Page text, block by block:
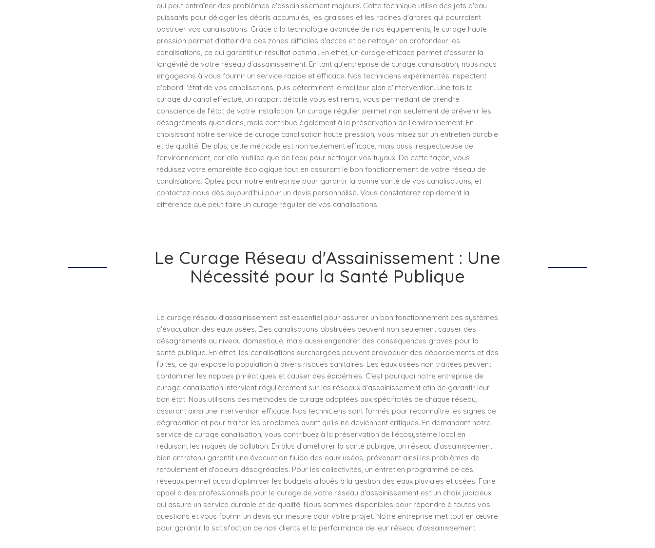
qui peut entraîner des problèmes d'assainissement majeurs. Cette technique utilise des jets d'eau
puissants pour déloger les débris accumulés, les graisses et les racines d'arbres qui pourraient
obstruer vos canalisations. Grâce à la technologie avancée de nos équipements, le curage haute
pression permet d'atteindre des zones difficiles d'accès et de nettoyer en profondeur les
canalisations, ce qui garantit un résultat optimal. En effet, un curage efficace permet d'assurer la
longévité de votre réseau d'assainissement. En tant qu'entreprise de curage canalisation, nous nous
engageons à vous fournir un service rapide et efficace. Nos techniciens expérimentés inspectent
d'abord l'état de vos canalisations, puis déterminent le meilleur plan d'intervention. Une fois le
curage du canal effectué, un rapport détaillé vous est remis, vous permettant de prendre
conscience de l'état de votre installation. Un curage régulier permet non seulement de prévenir les
désagréments quotidiens, mais contribue également à la préservation de l’environnement. En
choisissant notre service de curage canalisation haute pression, vous misez sur un entretien durable
et de qualité. De plus, cette méthode est non seulement efficace, mais aussi respectueuse de
l'environnement, car elle n'utilise que de l'eau pour nettoyer vos tuyaux. De cette façon, vous
réduisez votre empreinte écologique tout en assurant le bon fonctionnement de votre réseau de
canalisations. Optez pour notre entreprise pour garantir la bonne santé de vos canalisations, et
contactez-nous dès aujourd'hui pour un devis personnalisé. Vous constaterez rapidement la
différence que peut faire un curage régulier de vos canalisations.
Le Curage Réseau d'Assainissement : Une
Nécessité pour la Santé Publique
Le curage réseau d'assainissement est essentiel pour assurer un bon fonctionnement des systèmes
d'évacuation des eaux usées. Des canalisations obstruées peuvent non seulement causer des
désagréments au niveau domestique, mais aussi engendrer des conséquences graves pour la
santé publique. En effet, les canalisations surchargées peuvent provoquer des débordements et des
fuites, ce qui expose la population à divers risques sanitaires. Les eaux usées non traitées peuvent
contaminer les nappes phréatiques et causer des épidémies. C'est pourquoi notre entreprise de
curage canalisation intervient régulièrement sur les réseaux d'assainissement afin de garantir leur
bon état. Nous utilisons des méthodes de curage adaptées aux spécificités de chaque réseau,
assurant ainsi une intervention efficace. Nos techniciens sont formés pour reconnaître les signes de
dégradation et pour traiter les problèmes avant qu'ils ne deviennent critiques. En demandant notre
service de curage canalisation, vous contribuez à la préservation de l'écosystème local en
réduisant les risques de pollution. En plus d'améliorer la santé publique, un réseau d'assainissement
bien entretenu garantit une évacuation fluide des eaux usées, prévenant ainsi les problèmes de
refoulement et d'odeurs désagréables. Pour les collectivités, un entretien programmé de ces
réseaux permet aussi d'optimiser les budgets alloués à la gestion des eaux pluviales et usées. Faire
appel à des professionnels pour le curage de votre réseau d'assainissement est un choix judicieux
qui assure un service durable et de qualité. Nous sommes disponibles pour répondre à toutes vos
questions et vous fournir un devis sur mesure pour votre projet. Notre entreprise met tout en œuvre
pour garantir la satisfaction de nos clients et la performance de leur réseau d'assainissement.